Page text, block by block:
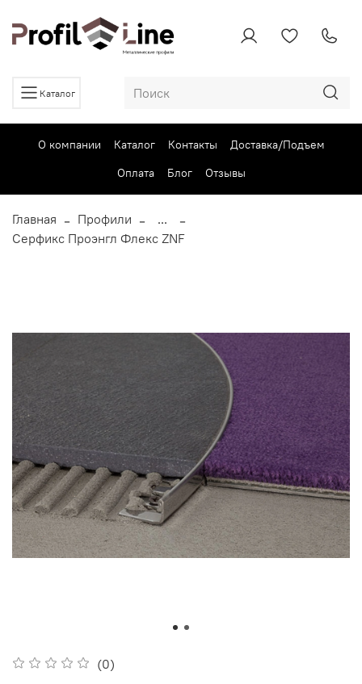
Каталог
О компании Каталог Контакты
Доставка/Подъем
Оплата
Блог Отзывы
Главная Профили
...
Серфикс Проэнгл Флекс ZNF
(0)